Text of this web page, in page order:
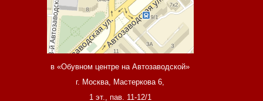
в «Обувном центре на Автозаводской»
г. Москва, Мастеркова 6,
1 эт., пав. 11-12/1